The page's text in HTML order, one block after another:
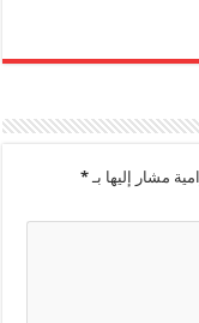
مشار إليها بـ*